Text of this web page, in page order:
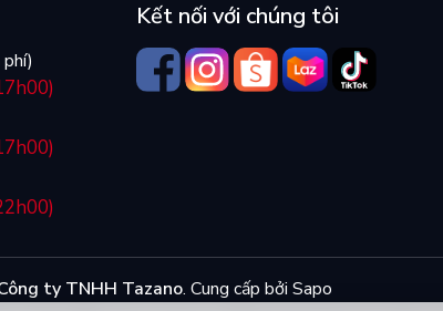
Kết nối với chúng tôi
ty TNHH Tazano. Cung cấp bởi Sapo